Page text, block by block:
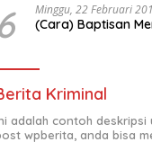
Minggu, 22 Februari
(Cara) Baptisan
Kriminal
adalah contoh
wpberita, anda bisa